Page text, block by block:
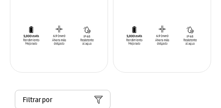
Filtrar por